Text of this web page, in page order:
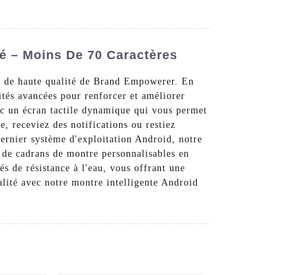
– Moins De 70 Caractères
haute qualité de Brand Empowerer. En
avancées pour renforcer et améliorer
un écran tactile dynamique qui vous permet
receviez des notifications ou restiez
système d'exploitation Android, notre
cadrans de montre personnalisables en
de résistance à l'eau, vous offrant une
avec notre montre intelligente Android